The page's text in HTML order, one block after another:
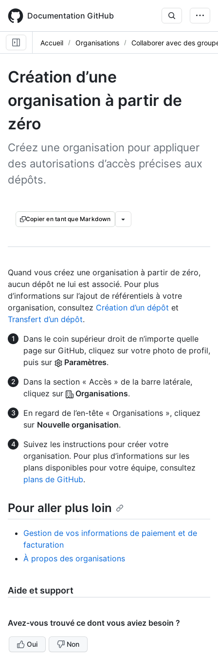
main
content
Documentation GitHub
Accueil Organisations Collaborer avec des
Création d’une
organisation à partir de
zéro
Créez une organisation pour appliquer
des autorisations d’accès précises aux
dépôts.
Copier en tant que Markdown
Quand vous créez une organisation à partir de zéro,
aucun dépôt ne lui est associé. Pour plus
d’informations sur l’ajout de référentiels à votre
organisation, consultez Création d’un dépôt et
Transfert d’un dépôt.
Dans le coin supérieur droit de n’importe quelle
page sur GitHub, cliquez sur votre photo de profil,
puis sur
Paramètres.
Dans la section « Accès » de la barre latérale,
cliquez sur
Organisations.
En regard de l’en-tête « Organisations », cliquez
sur Nouvelle organisation.
Suivez les instructions pour créer votre
organisation. Pour plus d’informations sur les
plans disponibles pour votre équipe, consultez
plans de GitHub.
Pour aller plus loin
Gestion de vos informations de paiement et de
facturation
À propos des organisations
Aide et support
Avez-vous trouvé ce dont vous aviez besoin ?
Oui Non